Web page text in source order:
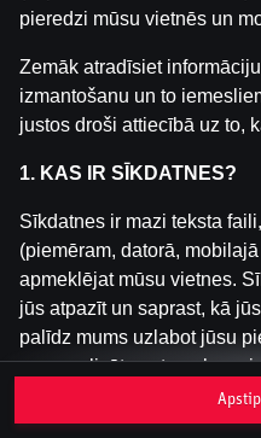
pieredzi mūsu vietnēs un
Zemāk atradīsiet
izmantošanu un to
justos droši attiecībā uz to,
1. KAS IR SĪKDATNES?
Sīkdatnes ir mazi teksta
(piemēram, datorā,
apmeklējat mūsu vietnes.
jūs atpazīt un saprast, kā
palīdz mums uzlabot jūsu
personalizētu saturu, kas
Sīkdatnes var būt pagaidu